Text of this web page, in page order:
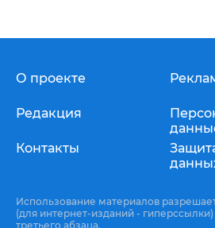
О проекте
Редакция
Контакты
Использование материалов
(для интернет-изданий - гиперссылки)
третьего абзаца.